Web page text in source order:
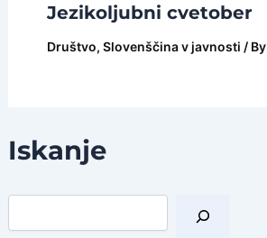
Iskanje
I
Jezikoljubni cvetober
Društvo, Slovenščina v javnosti / By